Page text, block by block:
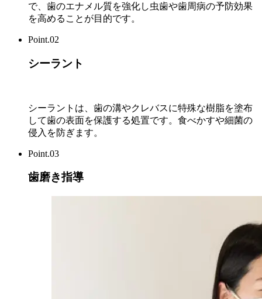
で、歯のエナメル質を強化し虫歯や歯周病の予防効果
を高めることが目的です。
Point.02
シーラント
シーラントは、歯の溝やクレバスに特殊な樹脂を塗布
して歯の表面を保護する処置です。食べかすや細菌の
侵入を防ぎます。
Point.03
歯磨き指導